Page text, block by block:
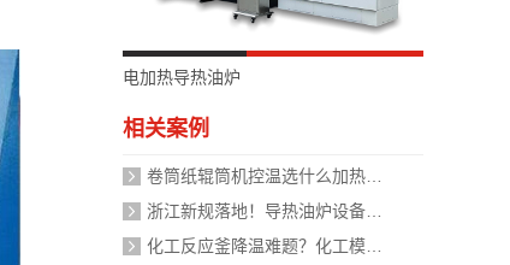
电加热导热油炉
相关案例